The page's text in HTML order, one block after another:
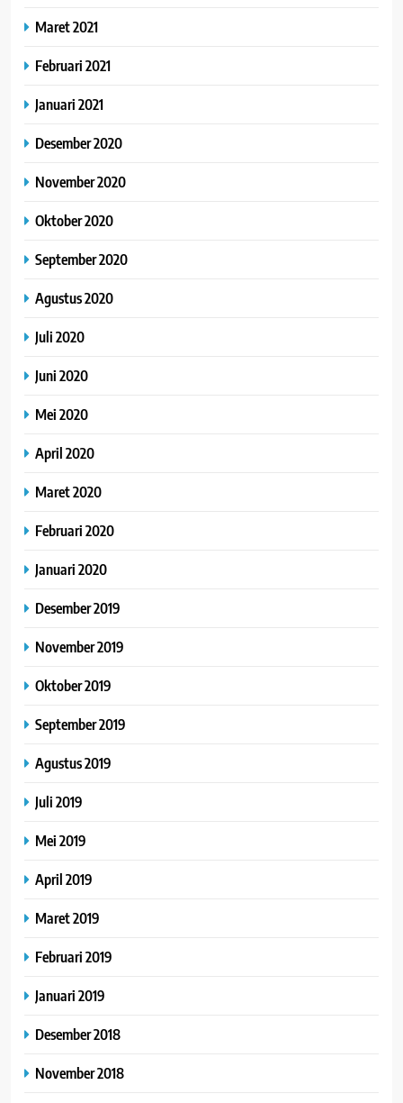
Maret 2021
Februari 2021
Januari 2021
Desember 2020
November 2020
Oktober 2020
September 2020
Agustus 2020
Juli 2020
Juni 2020
Mei 2020
April 2020
Maret 2020
Februari 2020
Januari 2020
Desember 2019
November 2019
Oktober 2019
September 2019
Agustus 2019
Juli 2019
Mei 2019
April 2019
Maret 2019
Februari 2019
Januari 2019
Desember 2018
November 2018